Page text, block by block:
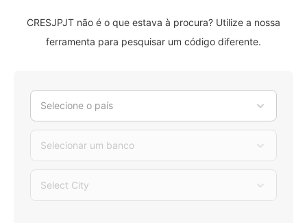
CRESJPJT não é o que estava à procura? Utilize a nossa
ferramenta para pesquisar um código diferente.
Selecione o país
Selecionar um banco
Select City